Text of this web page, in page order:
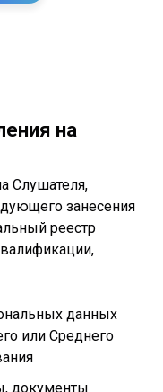
на
Слушателя,
занесения
реестр
данных
или Среднего
документы